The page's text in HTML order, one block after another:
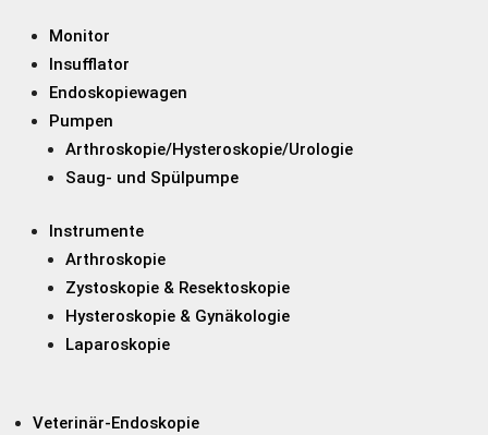
Monitor
Insufflator
Endoskopiewagen
Pumpen
Arthroskopie/Hysteroskopie/Urologie
Saug- und Spülpumpe
Instrumente
Arthroskopie
Zystoskopie & Resektoskopie
Hysteroskopie & Gynäkologie
Laparoskopie
Veterinär-Endoskopie